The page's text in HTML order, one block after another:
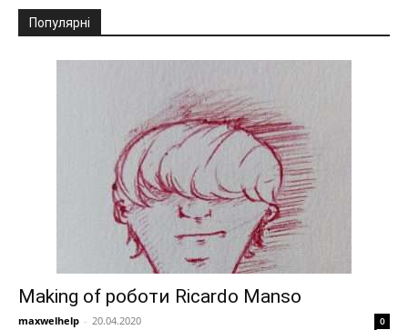
Популярні
Making of роботи Ricardo Manso
maxwelhelp - 20.04.2020 0